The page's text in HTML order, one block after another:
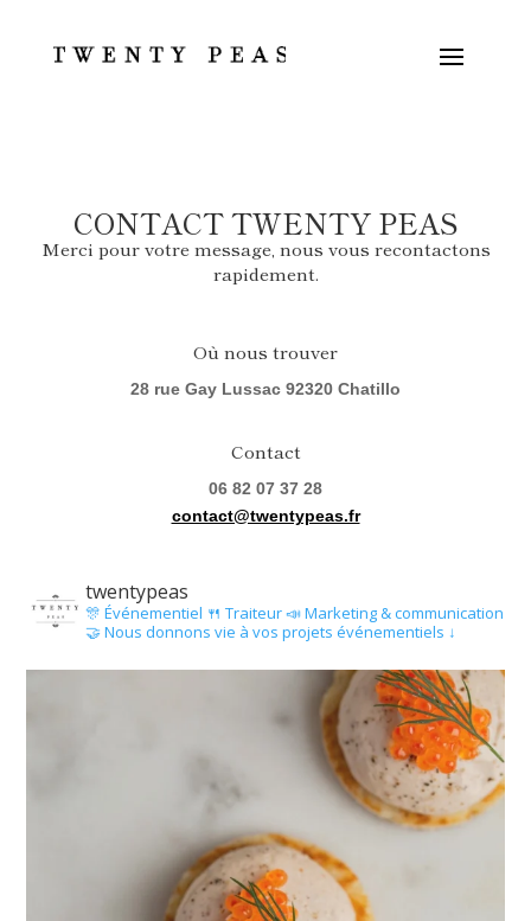
CONTACT TWENTY PEAS
Merci pour votre message, nous vous recontactons
rapidement.
Où nous trouver
28 rue Gay Lussac 92320 Chatillo
Contact
06 82 07 37 28
contact@twentypeas.fr
twentypeas
🎊 Événementiel 🍴 Traiteur📣 Marketing & communication
🤝 Nous donnons vie à vos projets événementiels ↓